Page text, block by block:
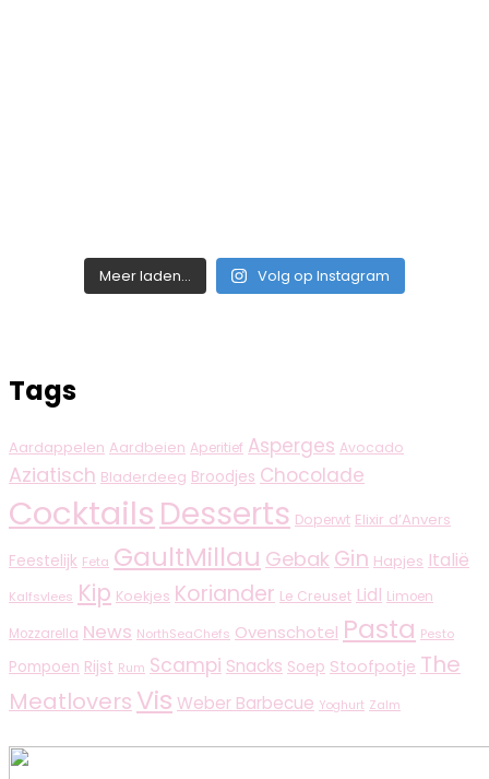
Meer laden... Volg op Instagram
Tags
Aardappelen Aardbeien Aperitief Asperges Avocado
Aziatisch Bladerdeeg Broodjes Chocolade
Cocktails Desserts Doperwt Elixir d’Anvers
Feestelijk Feta GaultMillau Gebak Gin Hapjes Italië
Kalfsvlees Kip Koekjes Koriander Le Creuset Lidl Limoen
Mozzarella News NorthSeaChefs Ovenschotel Pasta Pesto
Pompoen Rijst Rum Scampi Snacks Soep Stoofpotje The
Meatlovers Vis Weber Barbecue Yoghurt Zalm